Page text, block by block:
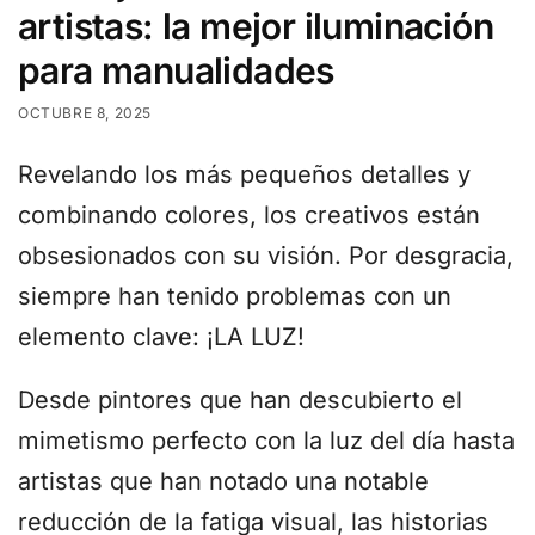
artistas: la mejor iluminación
para manualidades
OCTUBRE 8, 2025
Revelando los más pequeños detalles y
combinando colores, los creativos están
obsesionados con su visión. Por desgracia,
siempre han tenido problemas con un
elemento clave: ¡LA LUZ!
Desde pintores que han descubierto el
mimetismo perfecto con la luz del día hasta
artistas que han notado una notable
reducción de la fatiga visual, las historias